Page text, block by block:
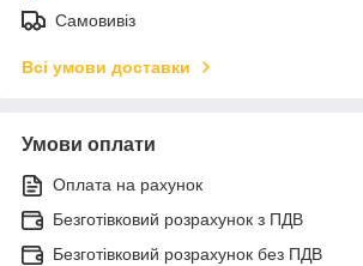
Самовивіз
Всі умови доставки
Умови оплати
Оплата на рахунок
Безготівковий розрахунок з ПДВ
Безготівковий розрахунок без ПДВ